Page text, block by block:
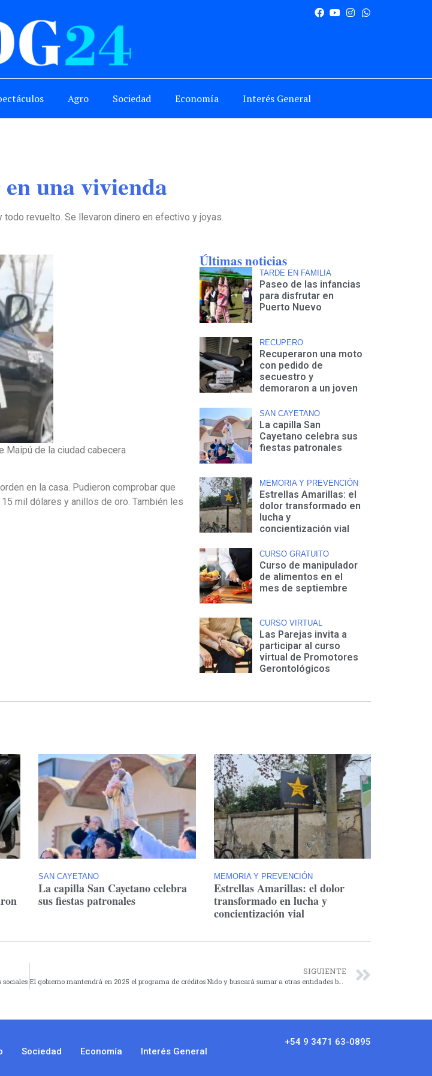
Agro Sociedad Economía Interés General
una vivienda
todo revuelto. Se llevaron dinero en efectivo y joyas.
Maipú de la ciudad cabecera
en la casa. Pudieron comprobar que
mil dólares y anillos de oro. También les
Últimas noticias
TARDE EN FAMILIA
Paseo de las infancias
para disfrutar en
Puerto Nuevo
RECUPERO
Recuperaron una moto
con pedido de
secuestro y
demoraron a un joven
SAN CAYETANO
La capilla San
Cayetano celebra sus
fiestas patronales
MEMORIA Y PREVENCIÓN
Estrellas Amarillas: el
dolor transformado en
lucha y
concientización vial
CURSO GRATUITO
Curso de manipulador
de alimentos en el
mes de septiembre
CURSO VIRTUAL
Las Parejas invita a
participar al curso
virtual de Promotores
Gerontológicos
SAN CAYETANO
La capilla San Cayetano celebra
sus fiestas patronales
MEMORIA Y PREVENCIÓN
Estrellas Amarillas: el dolor
transformado en lucha y
concientización vial
sociales
SIGUIENTE
El gobierno mantendrá en 2025 el programa de créditos Nido y buscará sumar a otras entidades bancarias
Sociedad Economía Interés General
+54 9 3471 63-0895